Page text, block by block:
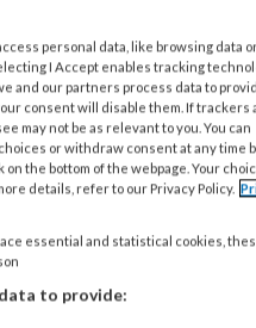
naar de e-
de Externe Dienst
op het werk
en 200 HA die
Domus Medica.
personal data, like browsing data
I Accept enables tracking
and our partners process data to
consent will disable them. If trackers
may not be as relevant to you. You can
or withdraw consent at any time
the bottom of the webpage. Your
details, refer to our Privacy Policy.
essential and statistical cookies,
to provide: